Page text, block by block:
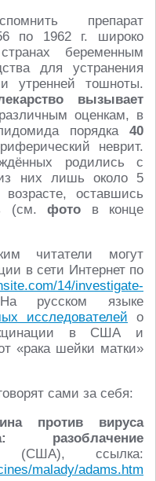
препарат
по 1962 г. широко
беременным
для устранения
утренней тошноты.
вызывает
оценкам, в
порядка 40
неврит.
родились с
них лишь около 5
оставшись
(см.фото в конце
читатели могут
в сети Интернет по
14/investigate-
русском языке
исследователей о
в США и
«рака шейки матки»
сами за себя:
против вируса
разоблачение
ссылка:
malady/adams.htm